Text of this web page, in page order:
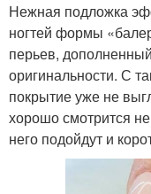
Нежная подложка
ногтей формы
перьев,
оригинальности. С
покрытие уже не
хорошо смотрится
него подойдут и